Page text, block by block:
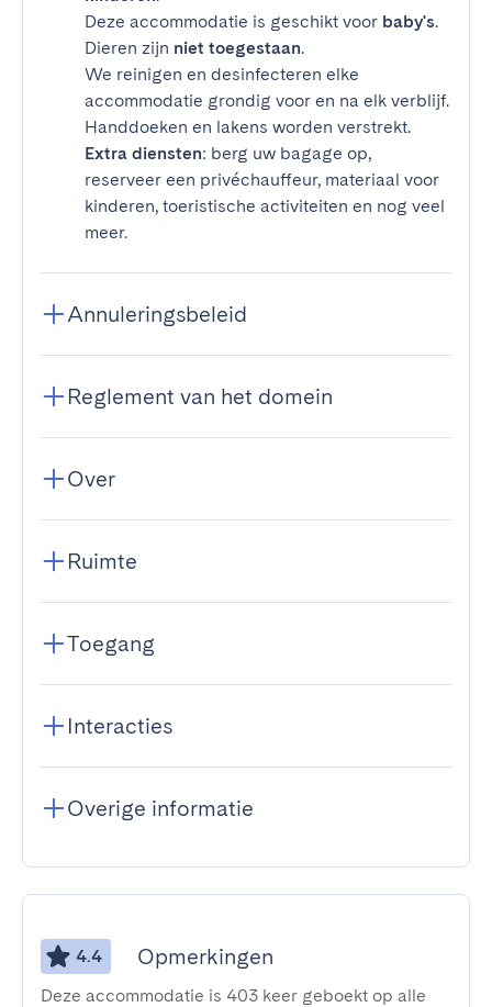
Deze accommodatie is geschikt voor baby's.
Dieren zijn niet toegestaan.
We reinigen en desinfecteren elke
accommodatie grondig voor en na elk verblijf.
Handdoeken en lakens worden verstrekt.
Extra diensten: berg uw bagage op,
reserveer een privéchauffeur, materiaal voor
kinderen, toeristische activiteiten en nog veel
meer.
Annuleringsbeleid
Reglement van het domein
Over
Ruimte
Toegang
Interacties
Overige informatie
4.4 Opmerkingen
Deze accommodatie is 403 keer geboekt op alle